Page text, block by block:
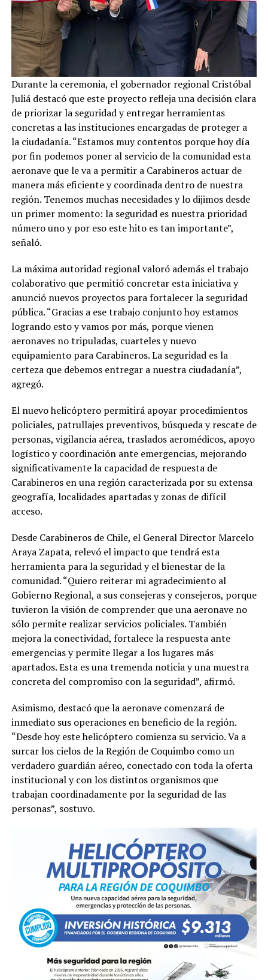
Durante la ceremonia, el gobernador regional Cristóbal
Juliá destacó que este proyecto refleja una decisión clara
de priorizar la seguridad y entregar herramientas
concretas a las instituciones encargadas de proteger a
la ciudadanía. “Estamos muy contentos porque hoy día
por fin podemos poner al servicio de la comunidad esta
aeronave que le va a permitir a Carabineros actuar de
manera más eficiente y coordinada dentro de nuestra
región. Tenemos muchas necesidades y lo dijimos desde
un primer momento: la seguridad es nuestra prioridad
número uno y por eso este hito es tan importante”,
señaló.
La máxima autoridad regional valoró además el trabajo
colaborativo que permitió concretar esta iniciativa y
anunció nuevos proyectos para fortalecer la seguridad
pública. “Gracias a ese trabajo conjunto hoy estamos
logrando esto y vamos por más, porque vienen
aeronaves no tripuladas, cuarteles y nuevo
equipamiento para Carabineros. La seguridad es la
certeza que debemos entregar a nuestra ciudadanía”,
agregó.
El nuevo helicóptero permitirá apoyar procedimientos
policiales, patrullajes preventivos, búsqueda y rescate de
personas, vigilancia aérea, traslados aeromédicos, apoyo
logístico y coordinación ante emergencias, mejorando
significativamente la capacidad de respuesta de
Carabineros en una región caracterizada por su extensa
geografía, localidades apartadas y zonas de difícil
acceso.
Desde Carabineros de Chile, el General Director Marcelo
Araya Zapata, relevó el impacto que tendrá esta
herramienta para la seguridad y el bienestar de la
comunidad. “Quiero reiterar mi agradecimiento al
Gobierno Regional, a sus consejeras y consejeros, porque
tuvieron la visión de comprender que una aeronave no
sólo permite realizar servicios policiales. También
mejora la conectividad, fortalece la respuesta ante
emergencias y permite llegar a los lugares más
apartados. Esta es una tremenda noticia y una muestra
concreta del compromiso con la seguridad”, afirmó.
Asimismo, destacó que la aeronave comenzará de
inmediato sus operaciones en beneficio de la región.
“Desde hoy este helicóptero comienza su servicio. Va a
surcar los cielos de la Región de Coquimbo como un
verdadero guardián aéreo, conectado con toda la oferta
institucional y con los distintos organismos que
trabajan coordinadamente por la seguridad de las
personas”, sostuvo.